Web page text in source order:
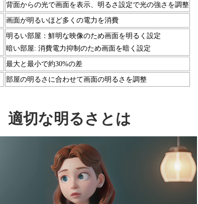
背面からの光で画面を表示、明るさ設定で光の強さを調整
画面が明るいほど多くの電力を消費
明るい部屋：鮮明な映像のため画面を明るく設定
暗い部屋: 消費電力抑制のため画面を暗く設定
最大と最小で約30%の差
部屋の明るさに合わせて画面の明るさを調整
適切な明るさとは